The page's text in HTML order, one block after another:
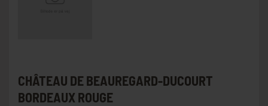
CHÂTEAU DE BEAUREGARD-DUCOURT
BORDEAUX ROUGE